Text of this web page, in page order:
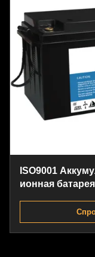
ISO9001
ионная
рыболовных